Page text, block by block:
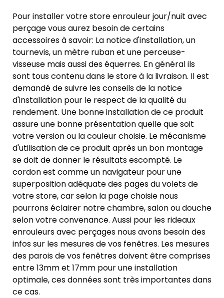
Pour installer votre store enrouleur jour/nuit avec
perçage vous aurez besoin de certains
accessoires à savoir: La notice d'installation, un
tournevis, un mètre ruban et une perceuse-
visseuse mais aussi des équerres. En général ils
sont tous contenu dans le store à la livraison. Il est
demandé de suivre les conseils de la notice
d'installation pour le respect de la qualité du
rendement. Une bonne installation de ce produit
assure une bonne présentation quelle que soit
votre version ou la couleur choisie. Le mécanisme
d'utilisation de ce produit après un bon montage
se doit de donner le résultats escompté. Le
cordon est comme un navigateur pour une
superposition adéquate des pages du volets de
votre store, car selon la page choisie nous
pourrons éclairer notre chambre, salon ou douche
selon votre convenance. Aussi pour les rideaux
enrouleurs avec perçages nous avons besoin des
infos sur les mesures de vos fenêtres. Les mesures
des parois de vos fenêtres doivent être comprises
entre 13mm et 17mm pour une installation
optimale, ces données sont très importantes dans
ce cas.